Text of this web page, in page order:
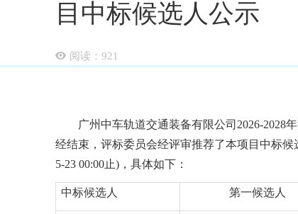
目中标候选人公示
阅读： 921
广州中车轨道交通装备有限公司 2026-2028
经结束 ， 评标委员会经评审推荐了本项目中标
5-23 00:00止)，具体如下：
中标候选人 第一候选人